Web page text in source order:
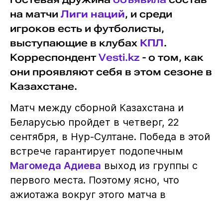
на матчи Лиги наций, и среди
игроков есть и футболисты,
выступающие в клубах КПЛ.
Корреспондент Vesti.kz - о том, как
они проявляют себя в этом сезоне в
Казахстане.
Матч между сборной Казахстана и
Беларусью пройдет в четверг, 22
сентября, в Нур-Султане. Победа в этой
встрече гарантирует подопечным
Магомеда Адиева выход из группы с
первого места. Поэтому ясно, что
ажиотажа вокруг этого матча в